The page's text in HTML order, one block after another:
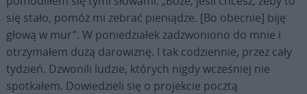
się stało, pomóż mi zebrać pieniądze. [Bo obecnie] biję
głową w mur”. W poniedziałek zadzwoniono do mnie i
otrzymałem dużą darowiznę. I tak codziennie, przez cały
tydzień. Dzwonili ludzie, których nigdy wcześniej nie
spotkałem. Dowiedzieli się o projekcie pocztą